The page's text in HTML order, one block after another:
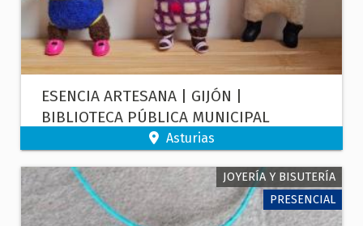
ESENCIA ARTESANA | GIJÓN |
BIBLIOTECA PÚBLICA MUNICIPAL
POLÍGONO DE PUMARÍN | TALLER DE
Asturias
JOYERÍA Y BISUTERÍA
PRESENCIAL